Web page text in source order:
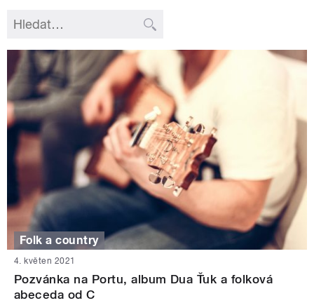
Folk a country
4. květen 2021
Pozvánka na Portu, album Dua Ťuk a folková
abeceda od C